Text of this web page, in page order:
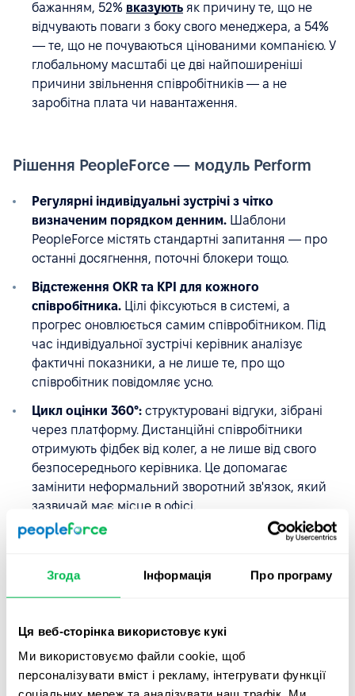
Згода Інформація Про програму
Ця веб-сторінка використовує кукі
Ми використовуємо файли cookie, щоб
персоналізувати вміст і рекламу, інтегрувати функції
бажанням, 52% вказують як причину те, що не
відчувають поваги з боку свого менеджера, а 54%
— те, що не почуваються цінованими компанією. У
глобальному масштабі це дві найпоширеніші
причини звільнення співробітників — а не
заробітна плата чи навантаження.
Рішення PeopleForce — модуль Perform
Регулярні індивідуальні зустрічі з чітко
визначеним порядком денним. Шаблони
PeopleForce містять стандартні запитання — про
останні досягнення, поточні блокери тощо.
Відстеження OKR та KPI для кожного
співробітника. Цілі фіксуються в системі, а
прогрес оновлюється самим співробітником. Під
час індивідуальної зустрічі керівник аналізує
фактичні показники, а не лише те, про що
співробітник повідомляє усно.
Цикл оцінки 360°: структуровані відгуки, зібрані
через платформу. Дистанційні співробітники
отримують фідбек від колег, а не лише від свого
безпосереднього керівника. Це допомагає
замінити неформальний зворотний зв'язок, який
зазвичай має місце в офісі.
Публічна відзнака досягнень.
Будь-який
видиму всій команді. Результат, про який згадали
там, де його бачать усі.
Деякі клієнти PeopleForce планують